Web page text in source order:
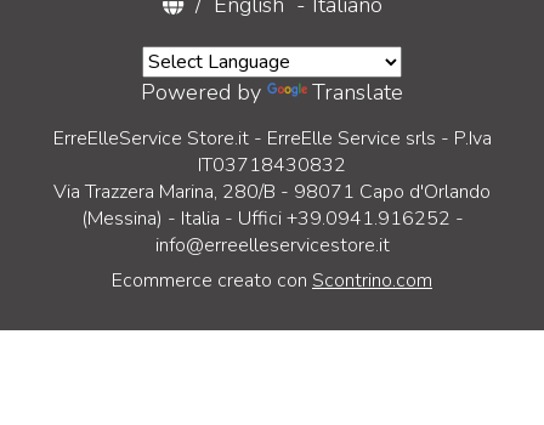
Powered by Translate
ErreElleService Store.it - ErreElle Service srls - P.Iva
IT03718430832
Via Trazzera Marina, 280/B - 98071 Capo d'Orlando
(Messina) - Italia - Uffici +39.0941.916252 -
info@erreelleservicestore.it
Ecommerce creato con Scontrino.com